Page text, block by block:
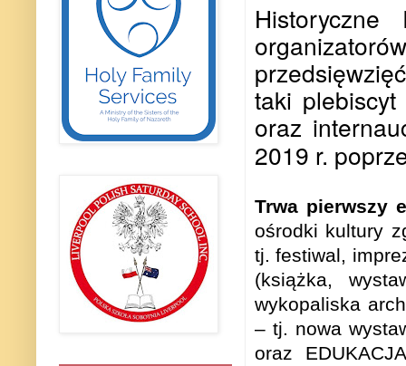
taki
oraz
2019 r.
Trwa pierwszy
ośrodki kultury
tj. festiwal,
(książka,
wykopaliska
– tj. nowa
oraz